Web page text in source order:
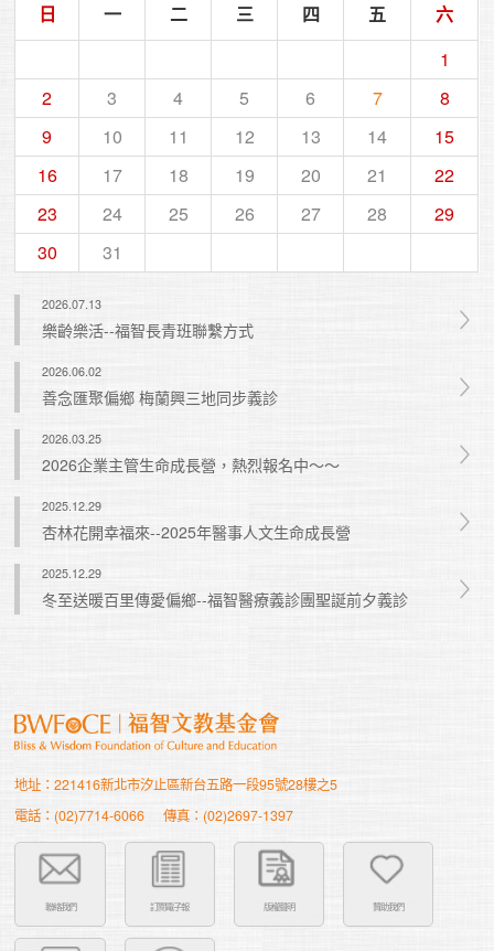
日 一 二 三 四 五
六
1
2
3 4 5 6 7
8
9
10 11 12 13 14
15
16
17 18 19 20 21
22
23
24 25 26 27 28
29
30
31
2026.07.13
樂齡樂活--福智長青班聯繫方式
2026.06.02
善念匯聚偏鄉 梅蘭興三地同步義診
2026.03.25
2026企業主管生命成長營，熱烈報名中～～
2025.12.29
杏林花開幸福來--2025年醫事人文生命成長營
2025.12.29
冬至送暖百里傳愛偏鄉--福智醫療義診團聖誕前夕義診
地址：221416新北市汐止區新台五路一段95號28樓之5
電話：(02)7714-6066
傳真：(02)2697-1397
聯絡我們 訂閱電子報 版權聲明 贊助我們